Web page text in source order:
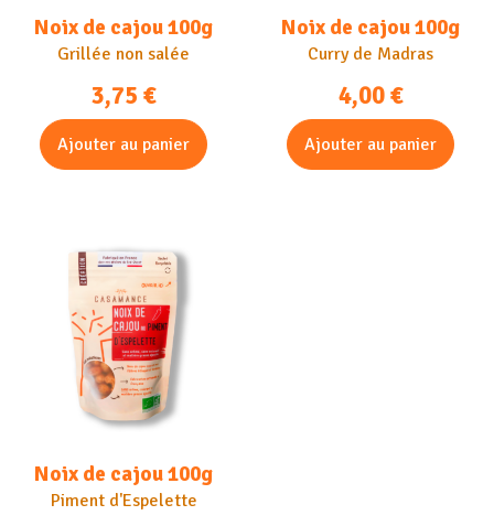
Noix de cajou 100g
Grillée non salée
3,75 €
Ajouter au panier
Noix de cajou 100g
Curry de Madras
4,00€
Ajouter au panier
Noix de cajou 100g
Piment d'Espelette